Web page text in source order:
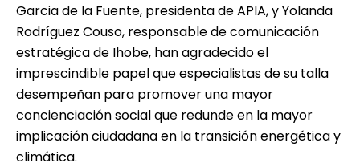
Garcia de la Fuente, presidenta de APIA, y Yolanda
Rodríguez Couso, responsable de comunicación
estratégica de Ihobe, han agradecido el
imprescindible papel que especialistas de su talla
desempeñan para promover una mayor
concienciación social que redunde en la mayor
implicación ciudadana en la transición energética y
climática.